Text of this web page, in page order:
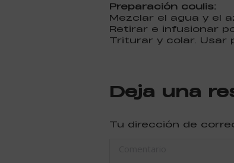
Preparación coulis:
Mezclar el agua y el
Retirar e infusionar
Triturar y colar. Usar
Deja una
Tu dirección de